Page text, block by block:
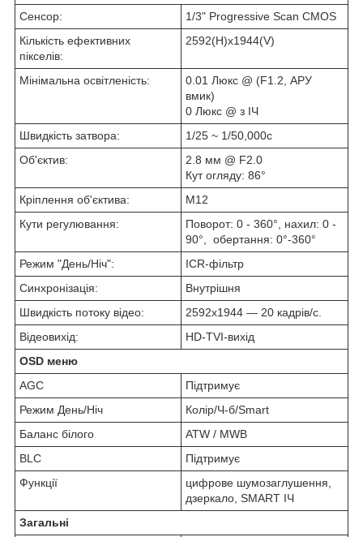
Сенсор:
1/3" Progressive Scan CMOS
Кількість ефективних
пікселів:
2592(H)х1944(V)
Мінімальна освітленість:
0.01 Люкс @ (F1.2, АРУ
вмик)
0 Люкс @ з ІЧ
Швидкість затвора:
1/25 ~ 1/50,000с
Об'єктив:
2.8 мм @ F2.0
Кут огляду: 86°
Кріплення об'єктива:
М12
Кути регулювання:
Поворот: 0 - 360°, нахил: 0 -
90°, обертання: 0°-360°
Режим "День/Ніч":
ICR-фільтр
Синхронізація:
Внутрішня
Швидкість потоку відео:
2592х1944 — 20 кадрів/с.
Відеовихід:
HD-TVI-вихід
OSD меню
AGC
Підтримує
Режим День/Ніч
Колір/Ч-б/Smart
Баланс білого
ATW / MWB
BLC
Підтримує
Функції
цифрове шумозаглушення,
дзеркало, SMART ІЧ
Загальні